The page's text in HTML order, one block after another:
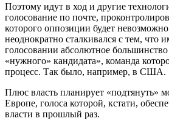
Поэтому идут в ход и другие
голосование по почте,
которого оппозиции будет
неоднократно сталкивался с тем, что
голосовании абсолютное
«нужного» кандидата», команда
процесс. Так было, например, в США.
Плюс власть планирует «подтянуть»
Европе, голоса которой, кстати,
власти в прошлый раз.